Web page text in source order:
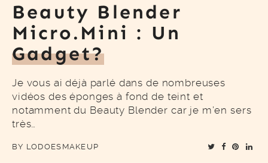
CONTACT
Beauty Blender
Micro.mini : Un
Gadget?
Je vous ai déjà parlé dans de nombreuses
vidéos des éponges à fond de teint et
notamment du Beauty Blender car je m’en sers
très…
BY LODOESMAKEUP